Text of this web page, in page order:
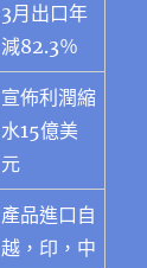
3月出口年
減82.3％
宣佈利潤縮
水15億美
元
產品進口自
越，印，中